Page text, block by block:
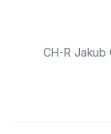
CH-R Jakub